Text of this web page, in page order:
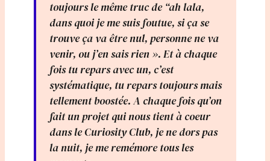
toujours le même truc de “ah lala,
dans quoi je me suis foutue, si ça se
trouve ça va être nul, personne ne va
venir, ou j’en sais rien ». Et à chaque
fois tu repars avec un, c’est
systématique, tu repars toujours mais
tellement boostée. A chaque fois qu’on
fait un projet qui nous tient à coeur
dans le Curiosity Club, je ne dors pas
la nuit, je me remémore tous les